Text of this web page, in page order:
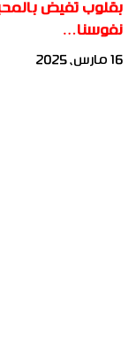
بقلوب تفيض
نفوسنا…
16 مارس، 2025